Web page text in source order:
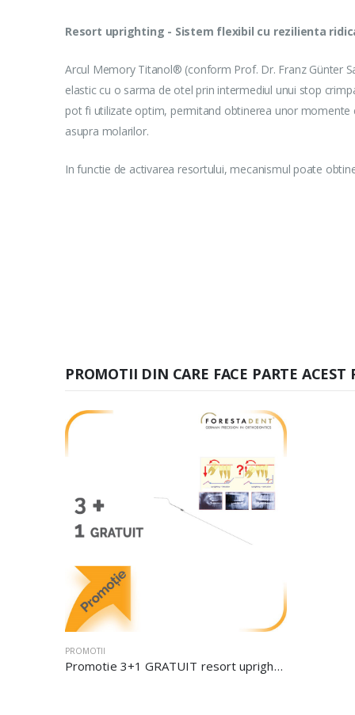
Resort uprighting - Sistem flexibil cu rezilienta
Arcul Memory Titanol® (conform Prof. Dr. Franz Günter
elastic cu o sarma de otel prin intermediul unui stop
pot fi utilizate optim, permitand obtinerea unor
asupra molarilor.
In functie de activarea resortului, mecanismul poate
PROMOTII DIN CARE FACE PARTE ACEST
PROMOTII
Promotie 3+1 GRATUIT resort uprighting .022